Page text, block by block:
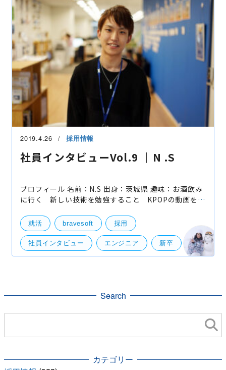
2019.4.26 採用情報
社員インタビューVol.9 ｜N .S
プロフィール 名前：N.S 出身：茨城県 趣味：お酒飲み
に行く 新しい技術を勉強すること KPOPの動画を見
より） ブレイブソフト略歴 2019年4月 新卒
就活 bravesoft 採用
社員インタビュー エンジニア 新卒
Search
カテゴリー